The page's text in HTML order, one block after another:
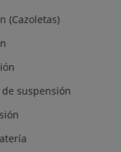
(Cazoletas)
suspensión